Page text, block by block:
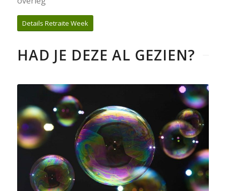
Details Retraite Week
HAD JE DEZE AL GEZIEN?